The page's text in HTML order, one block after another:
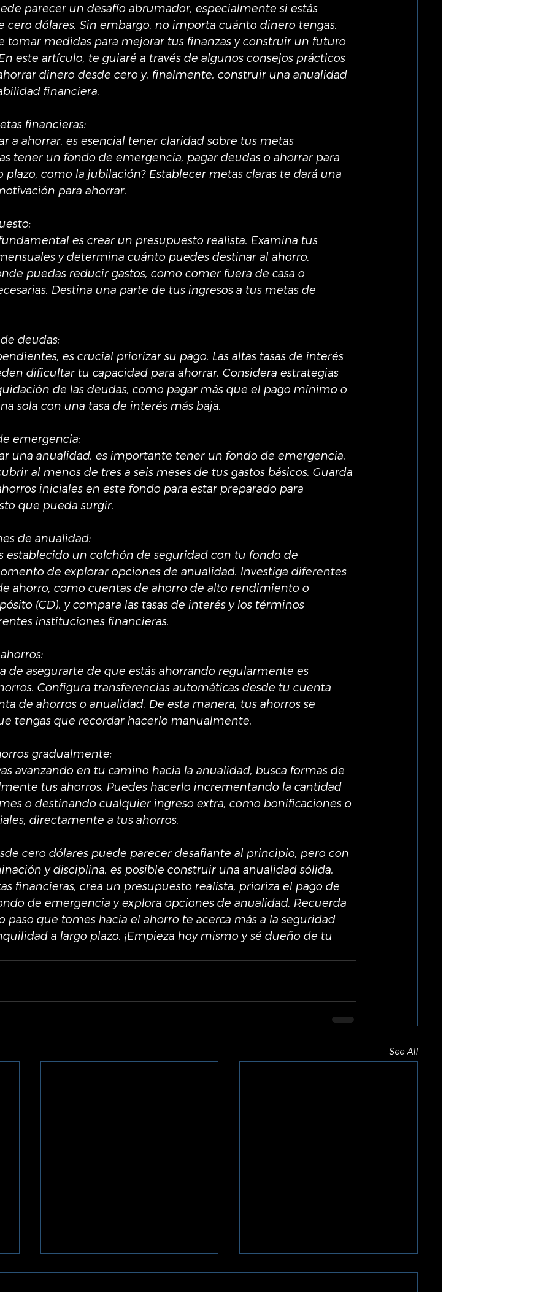
parecer un desafío abrumador, especialmente si estás
cero dólares. Sin embargo, no importa cuánto dinero tengas,
tomar medidas para mejorar tus finanzas y construir un futuro
este artículo, te guiaré a través de algunos consejos prácticos
dinero desde cero y, finalmente, construir una anualidad
financiera.
financieras:
a ahorrar, es esencial tener claridad sobre tus metas
tener un fondo de emergencia, pagar deudas o ahorrar para
plazo, como la jubilación? Establecer metas claras te dará una
para ahorrar.
es crear un presupuesto realista. Examina tus
y determina cuánto puedes destinar al ahorro.
puedas reducir gastos, como comer fuera de casa o
Destina una parte de tus ingresos a tus metas de
deudas:
es crucial priorizar su pago. Las altas tasas de interés
dificultar tu capacidad para ahorrar. Considera estrategias
de las deudas, como pagar más que el pago mínimo o
sola con una tasa de interés más baja.
emergencia:
una anualidad, es importante tener un fondo de emergencia.
al menos de tres a seis meses de tus gastos básicos. Guarda
iniciales en este fondo para estar preparado para
que pueda surgir.
de anualidad:
establecido un colchón de seguridad con tu fondo de
de explorar opciones de anualidad. Investiga diferentes
ahorro, como cuentas de ahorro de alto rendimiento o
(CD), y compara las tasas de interés y los términos
instituciones financieras.
de asegurarte de que estás ahorrando regularmente es
Configura transferencias automáticas desde tu cuenta
de ahorros o anualidad. De esta manera, tus ahorros se
tengas que recordar hacerlo manualmente.
gradualmente:
avanzando en tu camino hacia la anualidad, busca formas de
tus ahorros. Puedes hacerlo incrementando la cantidad
o destinando cualquier ingreso extra, como bonificaciones o
directamente a tus ahorros.
cero dólares puede parecer desafiante al principio, pero con
y disciplina, es posible construir una anualidad sólida.
financieras, crea un presupuesto realista, prioriza el pago de
de emergencia y explora opciones de anualidad. Recuerda
paso que tomes hacia el ahorro te acerca más a la seguridad
a largo plazo. ¡Empieza hoy mismo y sé dueño de tu
See All